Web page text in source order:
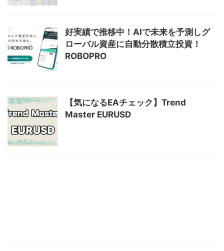
好実績で推移中！AIで未来を予測しグ
ローバル資産に自動分散積立投資！
ROBOPRO
【気になるEAチェック】Trend
Master EURUSD